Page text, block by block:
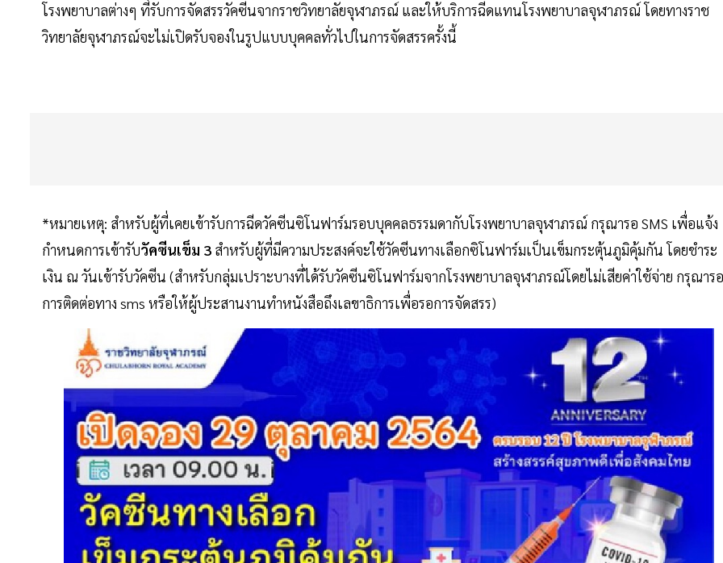
โรงพยาบาลต่างๆ ที่รับการจัดสรรวัคซีนจากราชวิทยาลัยจุฬาภรณ์ และให้บริการฉีดแทนโรงพยาบาลจุฬาภรณ์ โดยทางราช
วิทยาลัยจุฬาภรณ์จะไม่เปิดรับจองในรูปแบบบุคคลทั่วไปในการจัดสรรครั้งนี้
*หมายเหตุ: สำหรับผู้ที่เคยเข้ารับการฉีดวัคซีนซิโนฟาร์มรอบบุคคลธรรมดากับโรงพยาบาลจุฬาภรณ์ กรุณารอ SMS เพื่อแจ้ง
กำหนดการเข้ารับวัคซีนเข็ม 3 สำหรับผู้ที่มีความประสงค์จะใช้วัคซีนทางเลือกซิโนฟาร์มเป็นเข็มกระตุ้นภูมิคุ้มกัน โดยชำระ
เงิน ณ วันเข้ารับวัคซีน (สำหรับกลุ่มเปราะบางที่ได้รับวัคซีนซิโนฟาร์มจากโรงพยาบาลจุฬาภรณ์โดยไม่เสียค่าใช้จ่าย กรุณารอ
การติดต่อทาง sms หรือให้ผู้ประสานงานทำหนังสือถึงเลขาธิการเพื่อรอการจัดสรร)